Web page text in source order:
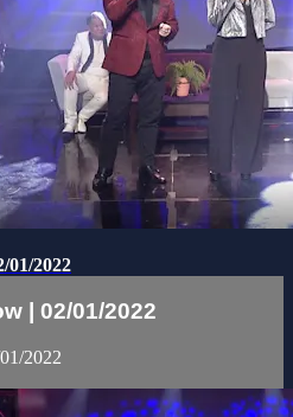
01/2022
| 02/01/2022
2022